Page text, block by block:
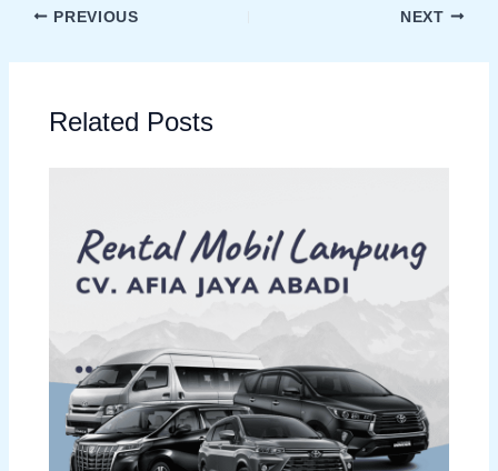
PREVIOUS NEXT
Related Posts